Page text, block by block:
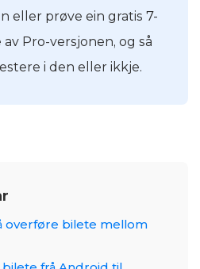
eller prøve ein gratis 7-
Pro-versjonen, og så
i den eller ikkje.
overføre bilete mellom